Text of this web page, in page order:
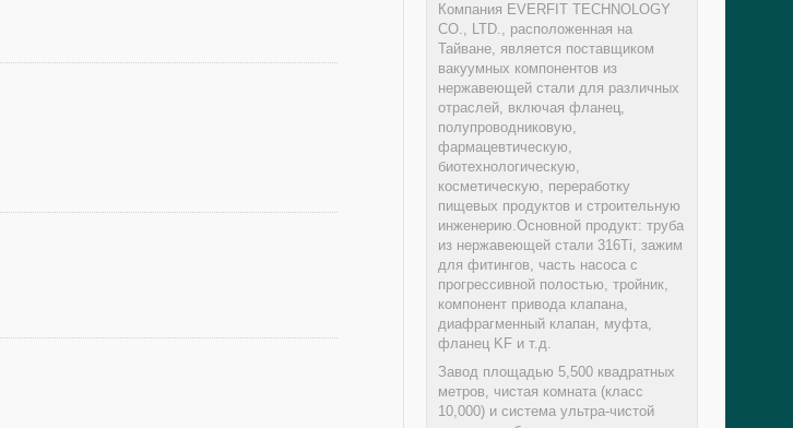
Компания EVERFIT TECHNOLOGY
CO., LTD., расположенная на
Тайване, является поставщиком
вакуумных компонентов из
нержавеющей стали для различных
отраслей, включая фланец,
полупроводниковую,
фармацевтическую,
биотехнологическую,
косметическую, переработку
пищевых продуктов и строительную
инженерию.Основной продукт: труба
из нержавеющей стали 316Ti, зажим
для фитингов, часть насоса с
прогрессивной полостью, тройник,
компонент привода клапана,
диафрагменный клапан, муфта,
фланец KF и т.д.
Завод площадью 5,500 квадратных
метров, чистая комната (класс
10,000) и система ультра-чистой